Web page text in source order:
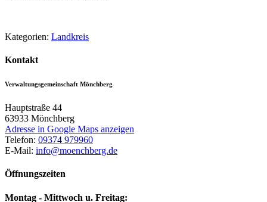
Kategorien: Landkreis
Kontakt
Verwaltungsgemeinschaft Mönchberg
Hauptstraße 44
63933 Mönchberg
Adresse in Google Maps anzeigen
Telefon: 09374 979960
E-Mail: info@moenchberg.de
Öffnungszeiten
Montag - Mittwoch u. Freitag: